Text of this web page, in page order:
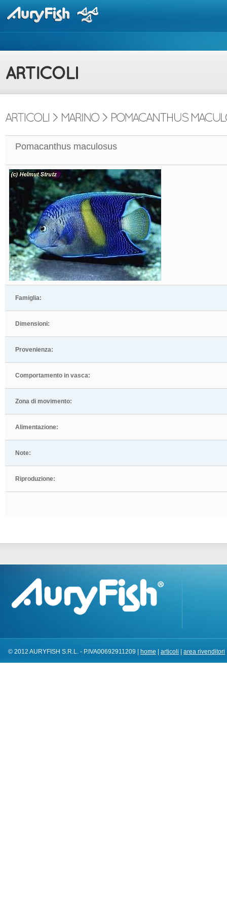
Pomacanthus maculosus
Famiglia:
Dimensioni:
Provenienza:
Comportamento in vasca:
Zona di movimento:
Alimentazione:
Note:
Riproduzione:
© 2012 AURYFISH S.R.L. - P.IVA00692911209 | home articoli area rivenditori